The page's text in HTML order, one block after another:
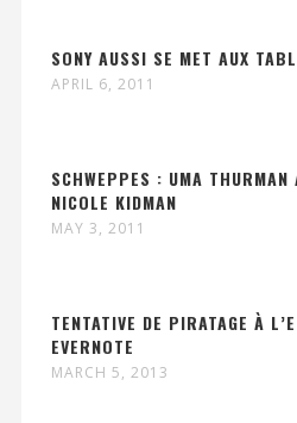
SONY AUSSI SE MET AUX
APRIL 6, 2011
SCHWEPPES : UMA THURMAN
NICOLE KIDMAN
MAY 3, 2011
TENTATIVE DE PIRATAGE À
EVERNOTE
MARCH 5, 2013